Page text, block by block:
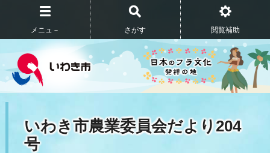
メニュ－ さがす 閲覧補助
いわき市農業委員会だより204
号